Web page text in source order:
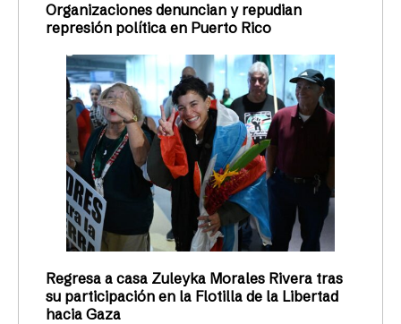
Organizaciones denuncian y repudian
represión política en Puerto Rico
Regresa a casa Zuleyka Morales Rivera tras
su participación en la Flotilla de la Libertad
hacia Gaza